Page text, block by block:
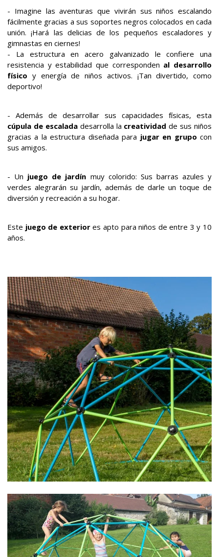
- Imagine las aventuras que vivirán sus niños escalando
fácilmente gracias a sus soportes negros colocados en cada
unión. ¡Hará las delicias de los pequeños escaladores y
gimnastas en ciernes!
- La estructura en acero galvanizado le confiere una
resistencia y estabilidad que corresponden al desarrollo
físico y energía de niños activos. ¡Tan divertido, como
deportivo!
- Además de desarrollar sus capacidades físicas, esta
cúpula de escaladadesarrolla la creatividad de sus niños
gracias a la estructura diseñada para jugar en grupo con
sus amigos.
- Un juego de jardín muy colorido: Sus barras azules y
verdes alegrarán su jardín, además de darle un toque de
diversión y recreación a su hogar.
Este juego de exteriores apto para niños de entre 3 y 10
años.